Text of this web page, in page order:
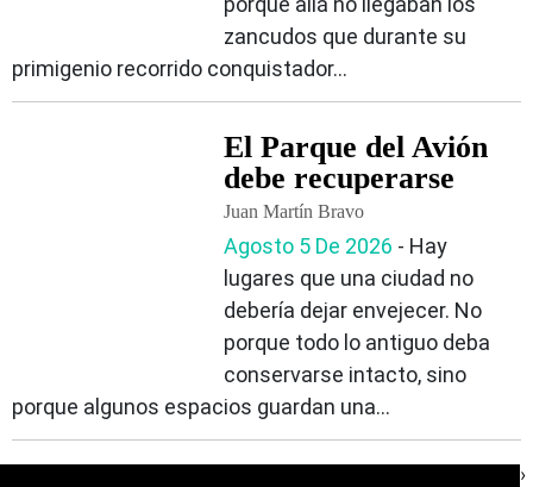
zancudos que durante su
primigenio recorrido conquistador...
El Parque del Avión
debe recuperarse
Juan Martín Bravo
Agosto 5 De 2026 ‐ Hay
lugares que una ciudad no
debería dejar envejecer. No
porque todo lo antiguo deba
conservarse intacto, sino
porque algunos espacios guardan una...
›